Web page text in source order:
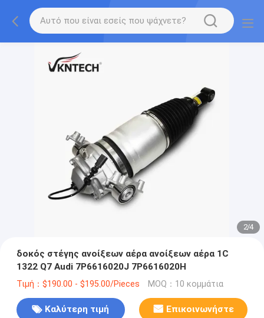
2/4
δοκός στέγης ανοίξεων αέρα ανοίξεων αέρα 1C
1322 Q7 Audi 7P6616020J 7P6616020H
Τιμή：$190.00 - $195.00/Pieces MOQ：10 κομμάτια
Καλύτερη τιμή Επικοινωνήστε